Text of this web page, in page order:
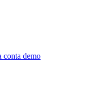
conta demo